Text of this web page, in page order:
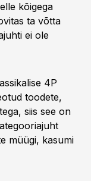
kõigega
ta võtta
ei ole
4P
toodete,
siis see on
müügi, kasumi